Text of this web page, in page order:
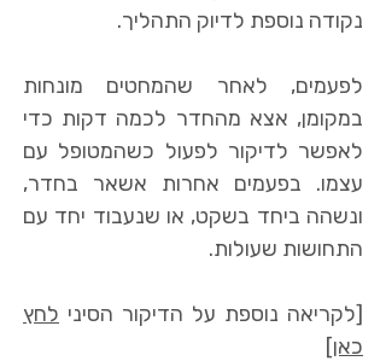
נקודה נוספת לדיוק התהליך.
לפעמים, לאחר שהמחטים מונחות
במקומן, אצא מהחדר לכמה דקות כדי
לאפשר לדיקור לפעול כשהמטופל עם
עצמו. בפעמים אחרות אשאר בחדר,
ונשהה ביחד בשקט, או שנעבוד יחד עם
התחושות שעולות.
[לקריאה נוספת על הדיקור הסיני לחץ
כאן]